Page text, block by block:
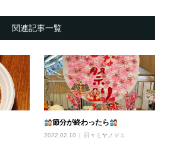
関連記事一覧
節分が終わったら
2022.02.10 日々ミヤノマエ